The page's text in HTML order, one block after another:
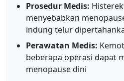
Prosedur Medis:
menyebabkan
indung telur
Perawatan Medis:
beberapa operasi dapat
menopause dini